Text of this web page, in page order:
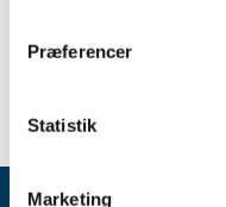
Præferencer
Statistik
Marketing